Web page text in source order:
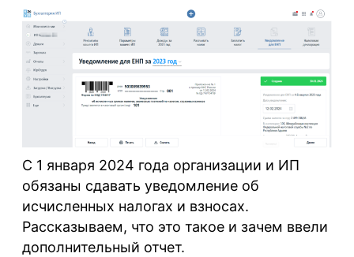
С 1 января 2024 года организации и ИП
обязаны сдавать уведомление об
исчисленных налогах и взносах.
Рассказываем, что это такое и зачем ввели
дополнительный отчет.